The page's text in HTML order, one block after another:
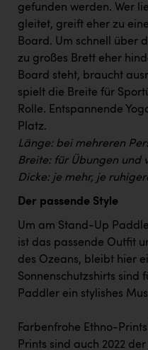
Dopgas
kunden basics
kontakt
gefunden werden. Wer
gleitet, greift eher zu
Board. Um schnell über
zu großes Brett eher
Board steht, braucht
spielt die Breite für
Rolle. Entspannende
Platz.
Länge: bei mehreren
Breite: für Übungen und
Dicke: je mehr, je
Der passende Style
Um am Stand-Up
ist das passende Outfit
des Ozeans, bleibt hier
Sonnenschutzshirts sind
Paddler ein stylishes
Farbenfrohe Ethno-
Prints sind auch 2022